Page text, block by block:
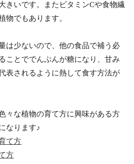
きいです。またビタミンCや食物繊
物でもあります。
は少ないので、他の食品で補う必
ことででんぷんが糖になり、甘み
表されるように熱して食す方法が
々な植物の育て方に興味がある方
なります♪
て方
方